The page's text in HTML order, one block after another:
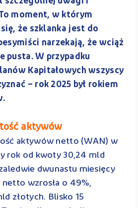
moment, w którym
że szklanka jest do
narzekają, że wciąż
pusta. W przypadku
Kapitałowych wszyscy
– rok 2025 był rokiem
aktywów
aktywów netto (WAN) w
rok od kwoty 30,24 mld
dwunastu miesięcy
wzrosła o 49%,
złotych. Blisko 15